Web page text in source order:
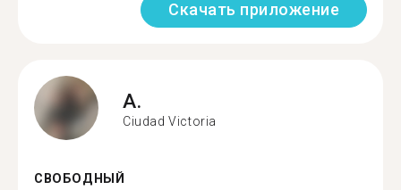
Скачать приложение
A.
Ciudad Victoria
СВОБОДНЫЙ